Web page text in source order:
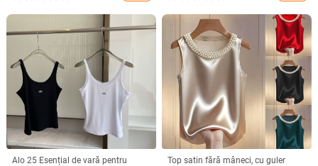
Alo 25 Esențial de vară pentru Top satin fără mâneci, cu guler